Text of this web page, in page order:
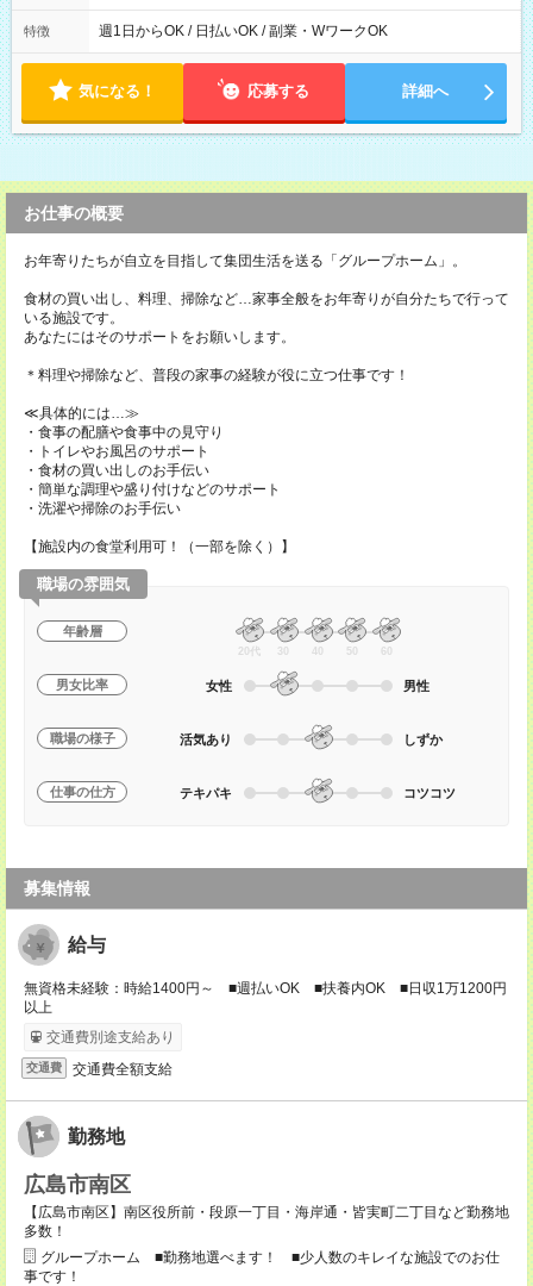
00 ※週1日～OK ／ 夜勤専従 ＊＊ 勤務時間例 ＊＊ ■22時か
ら翌7時 ■23時から翌8時 ■24時から翌9時 など ※上記の時間
ます。 ※曜日固定（毎週同じ曜日での勤務となります）
特徴 週1日からOK / 日払いOK / 副業・WワークOK
気になる！ 応募する 詳細へ
お仕事の概要
お年寄りたちが自立を目指して集団生活を送る「グループホーム」。
食材の買い出し、料理、掃除など…家事全般をお年寄りが自分たちで行って
いる施設です。
あなたにはそのサポートをお願いします。
＊料理や掃除など、普段の家事の経験が役に立つ仕事です！
≪具体的には…≫
・食事の配膳や食事中の見守り
・トイレやお風呂のサポート
・食材の買い出しのお手伝い
・簡単な調理や盛り付けなどのサポート
・洗濯や掃除のお手伝い
【施設内の食堂利用可！（一部を除く）】
職場の雰囲気
年齢層
20代 30 40 50 60
男女比率 女性 男性
職場の様子 活気あり しずか
仕事の仕方 テキパキ コツコツ
募集情報
給与
無資格未経験：時給1400円～ ■週払いOK ■扶養内OK ■日収1万1200円
以上
交通費別途支給あり
交通費 交通費全額支給
勤務地
広島市南区
【広島市南区】南区役所前・段原一丁目・海岸通・皆実町二丁目など勤務地
多数！
グループホーム ■勤務地選べます！ ■少人数のキレイな施設でのお仕
事です！